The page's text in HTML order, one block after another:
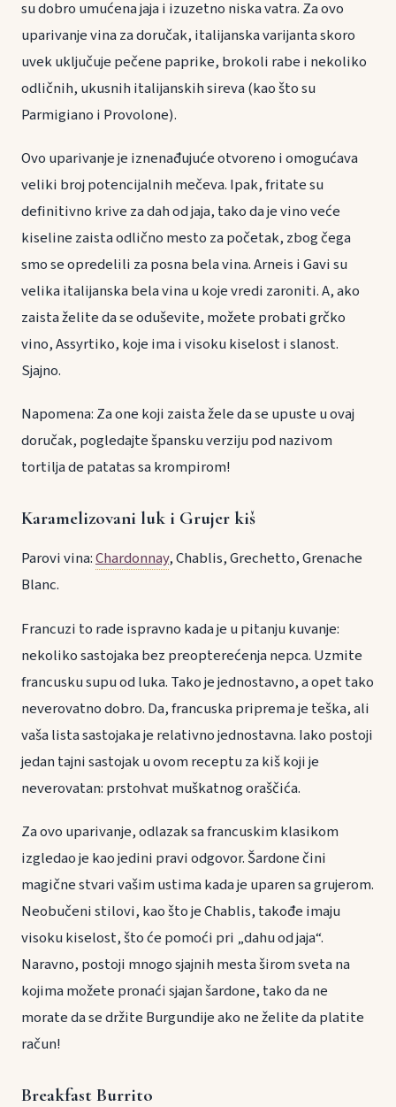
su dobro umućena jaja i izuzetno niska vatra. Za ovo
uparivanje vina za doručak, italijanska varijanta skoro
uvek uključuje pečene paprike, brokoli rabe i nekoliko
odličnih, ukusnih italijanskih sireva (kao što su
Parmigiano i Provolone).
Ovo uparivanje je iznenađujuće otvoreno i omogućava
veliki broj potencijalnih mečeva. Ipak, fritate su
definitivno krive za dah od jaja, tako da je vino veće
kiseline zaista odlično mesto za početak, zbog čega
smo se opredelili za posna bela vina. Arneis i Gavi su
velika italijanska bela vina u koje vredi zaroniti. A, ako
zaista želite da se oduševite, možete probati grčko
vino, Assyrtiko, koje ima i visoku kiselost i slanost.
Sjajno.
Napomena: Za one koji zaista žele da se upuste u ovaj
doručak, pogledajte špansku verziju pod nazivom
tortilja de patatas sa krompirom!
Karamelizovani luk i Grujer kiš
Parovi vina:Chardonnay, Chablis, Grechetto, Grenache
Blanc.
Francuzi to rade ispravno kada je u pitanju kuvanje:
nekoliko sastojaka bez preopterećenja nepca. Uzmite
francusku supu od luka. Tako je jednostavno, a opet tako
neverovatno dobro. Da, francuska priprema je teška, ali
vaša lista sastojaka je relativno jednostavna. Iako postoji
jedan tajni sastojak u ovom receptu za kiš koji je
neverovatan: prstohvat muškatnog oraščića.
Za ovo uparivanje, odlazak sa francuskim klasikom
izgledao je kao jedini pravi odgovor. Šardone čini
magične stvari vašim ustima kada je uparen sa grujerom.
Neobučeni stilovi, kao što je Chablis, takođe imaju
visoku kiselost, što će pomoći pri „dahu od jaja“.
Naravno, postoji mnogo sjajnih mesta širom sveta na
kojima možete pronaći sjajan šardone, tako da ne
morate da se držite Burgundije ako ne želite da platite
račun!
Breakfast Burrito